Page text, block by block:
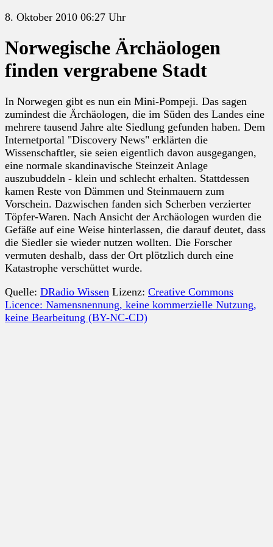
8. Oktober 2010 06:27 Uhr
Norwegische Ärchäologen
finden vergrabene Stadt
In Norwegen gibt es nun ein Mini-Pompeji. Das sagen
zumindest die Ärchäologen, die im Süden des Landes eine
mehrere tausend Jahre alte Siedlung gefunden haben. Dem
Internetportal "Discovery News" erklärten die
Wissenschaftler, sie seien eigentlich davon ausgegangen,
eine normale skandinavische Steinzeit Anlage
auszubuddeln - klein und schlecht erhalten. Stattdessen
kamen Reste von Dämmen und Steinmauern zum
Vorschein. Dazwischen fanden sich Scherben verzierter
Töpfer-Waren. Nach Ansicht der Archäologen wurden die
Gefäße auf eine Weise hinterlassen, die darauf deutet, dass
die Siedler sie wieder nutzen wollten. Die Forscher
vermuten deshalb, dass der Ort plötzlich durch eine
Katastrophe verschüttet wurde.
Quelle: DRadio Wissen Lizenz: Creative Commons
Licence: Namensnennung, keine kommerzielle Nutzung,
keine Bearbeitung (BY-NC-CD)